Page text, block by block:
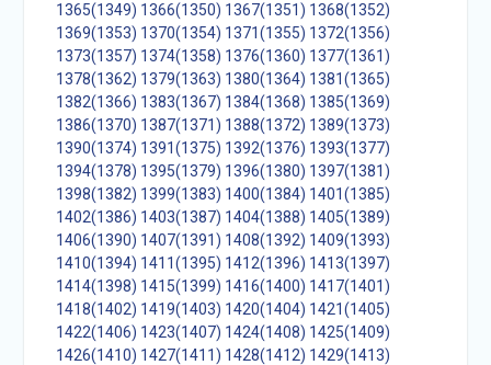
1365(1349) 1366(1350) 1367(1351) 1368(1352)
1369(1353) 1370(1354) 1371(1355) 1372(1356)
1373(1357) 1374(1358) 1376(1360) 1377(1361)
1378(1362) 1379(1363) 1380(1364) 1381(1365)
1382(1366) 1383(1367) 1384(1368) 1385(1369)
1386(1370) 1387(1371) 1388(1372) 1389(1373)
1390(1374) 1391(1375) 1392(1376) 1393(1377)
1394(1378) 1395(1379) 1396(1380) 1397(1381)
1398(1382) 1399(1383) 1400(1384) 1401(1385)
1402(1386) 1403(1387) 1404(1388) 1405(1389)
1406(1390) 1407(1391) 1408(1392) 1409(1393)
1410(1394) 1411(1395) 1412(1396) 1413(1397)
1414(1398) 1415(1399) 1416(1400) 1417(1401)
1418(1402) 1419(1403) 1420(1404) 1421(1405)
1422(1406) 1423(1407) 1424(1408) 1425(1409)
1426(1410) 1427(1411) 1428(1412) 1429(1413)